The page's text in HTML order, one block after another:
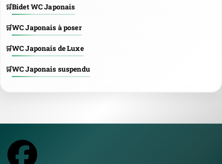
Bidet WC Japonais
WC Japonais à poser
WC Japonais de Luxe
WC Japonais suspendu